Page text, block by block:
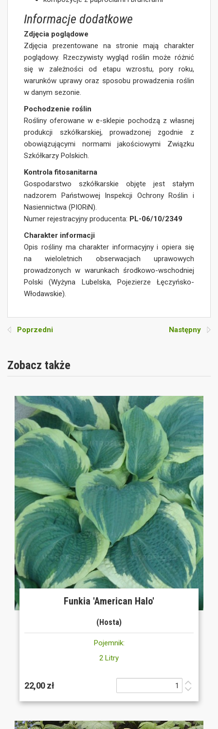
Informacje dodatkowe
Zdjęcia poglądowe
Zdjęcia prezentowane na stronie mają charakter
poglądowy. Rzeczywisty wygląd roślin może różnić
się w zależności od etapu wzrostu, pory roku,
warunków uprawy oraz sposobu prowadzenia roślin
w danym sezonie.
Pochodzenie roślin
Rośliny oferowane w e-sklepie pochodzą z własnej
produkcji szkółkarskiej, prowadzonej zgodnie z
obowiązującymi normami jakościowymi Związku
Szkółkarzy Polskich.
Kontrola fitosanitarna
Gospodarstwo szkółkarskie objęte jest stałym
nadzorem Państwowej Inspekcji Ochrony Roślin i
Nasiennictwa (PIORiN).
Numer rejestracyjny producenta: PL-06/10/2349
Charakter informacji
Opis rośliny ma charakter informacyjny i opiera się
na wieloletnich obserwacjach uprawowych
prowadzonych w warunkach środkowo-wschodniej
Polski (Wyżyna Lubelska, Pojezierze Łęczyńsko-
Włodawskie).
Poprzedni Następny
Zobacz także
Funkia 'American Halo'
(Hosta)
Pojemnik:
2 Litry
22,00 zł